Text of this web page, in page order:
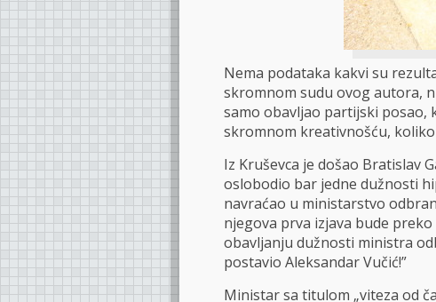
Nema podataka kakvi su
skromnom sudu ovog autora,
samo obavljao partijski posao,
skromnom kreativnošću,
Iz Kruševca je došao Bratislav
oslobodio bar jedne dužnosti
navraćao u ministarstvo
njegova prva izjava bude
obavljanju dužnosti ministra
postavio Aleksandar Vučić!”
Ministar sa titulom „viteza od